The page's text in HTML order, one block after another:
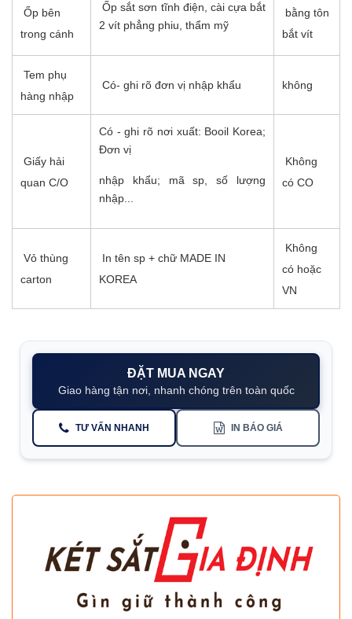
Ốp bên
trong cánh
Ốp sắt sơn tĩnh điện, cài cựa bắt
2 vít phẳng phiu, thẩm mỹ
bằng tôn
bắt vít
Tem phụ
hàng nhập
Có- ghi rõ đơn vị nhập khẩu không
Giấy hải
quan C/O
Có - ghi rõ nơi xuất: Booil Korea;
Đơn vị
nhập khẩu; mã sp, số lượng
nhập...
Không
có CO
Vỏ thùng
carton
In tên sp + chữ MADE IN
KOREA
Không
có hoặc
VN
ĐẶT MUA NGAY
Giao hàng tận nơi, nhanh chóng trên toàn quốc
TƯ VẤN NHANH IN BÁO GIÁ